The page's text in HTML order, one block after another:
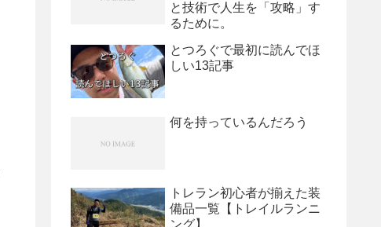
と技術で人生を「攻略」す
るために。
とつろぐで最初に読んでほ
しい13記事
何を持っているんだろう
トレラン初心者が揃えた装
備品一覧【トレイルランニ